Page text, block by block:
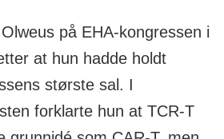
på EHA-kongressen i
at hun hadde holdt
største sal. I
forklarte hun at TCR-T